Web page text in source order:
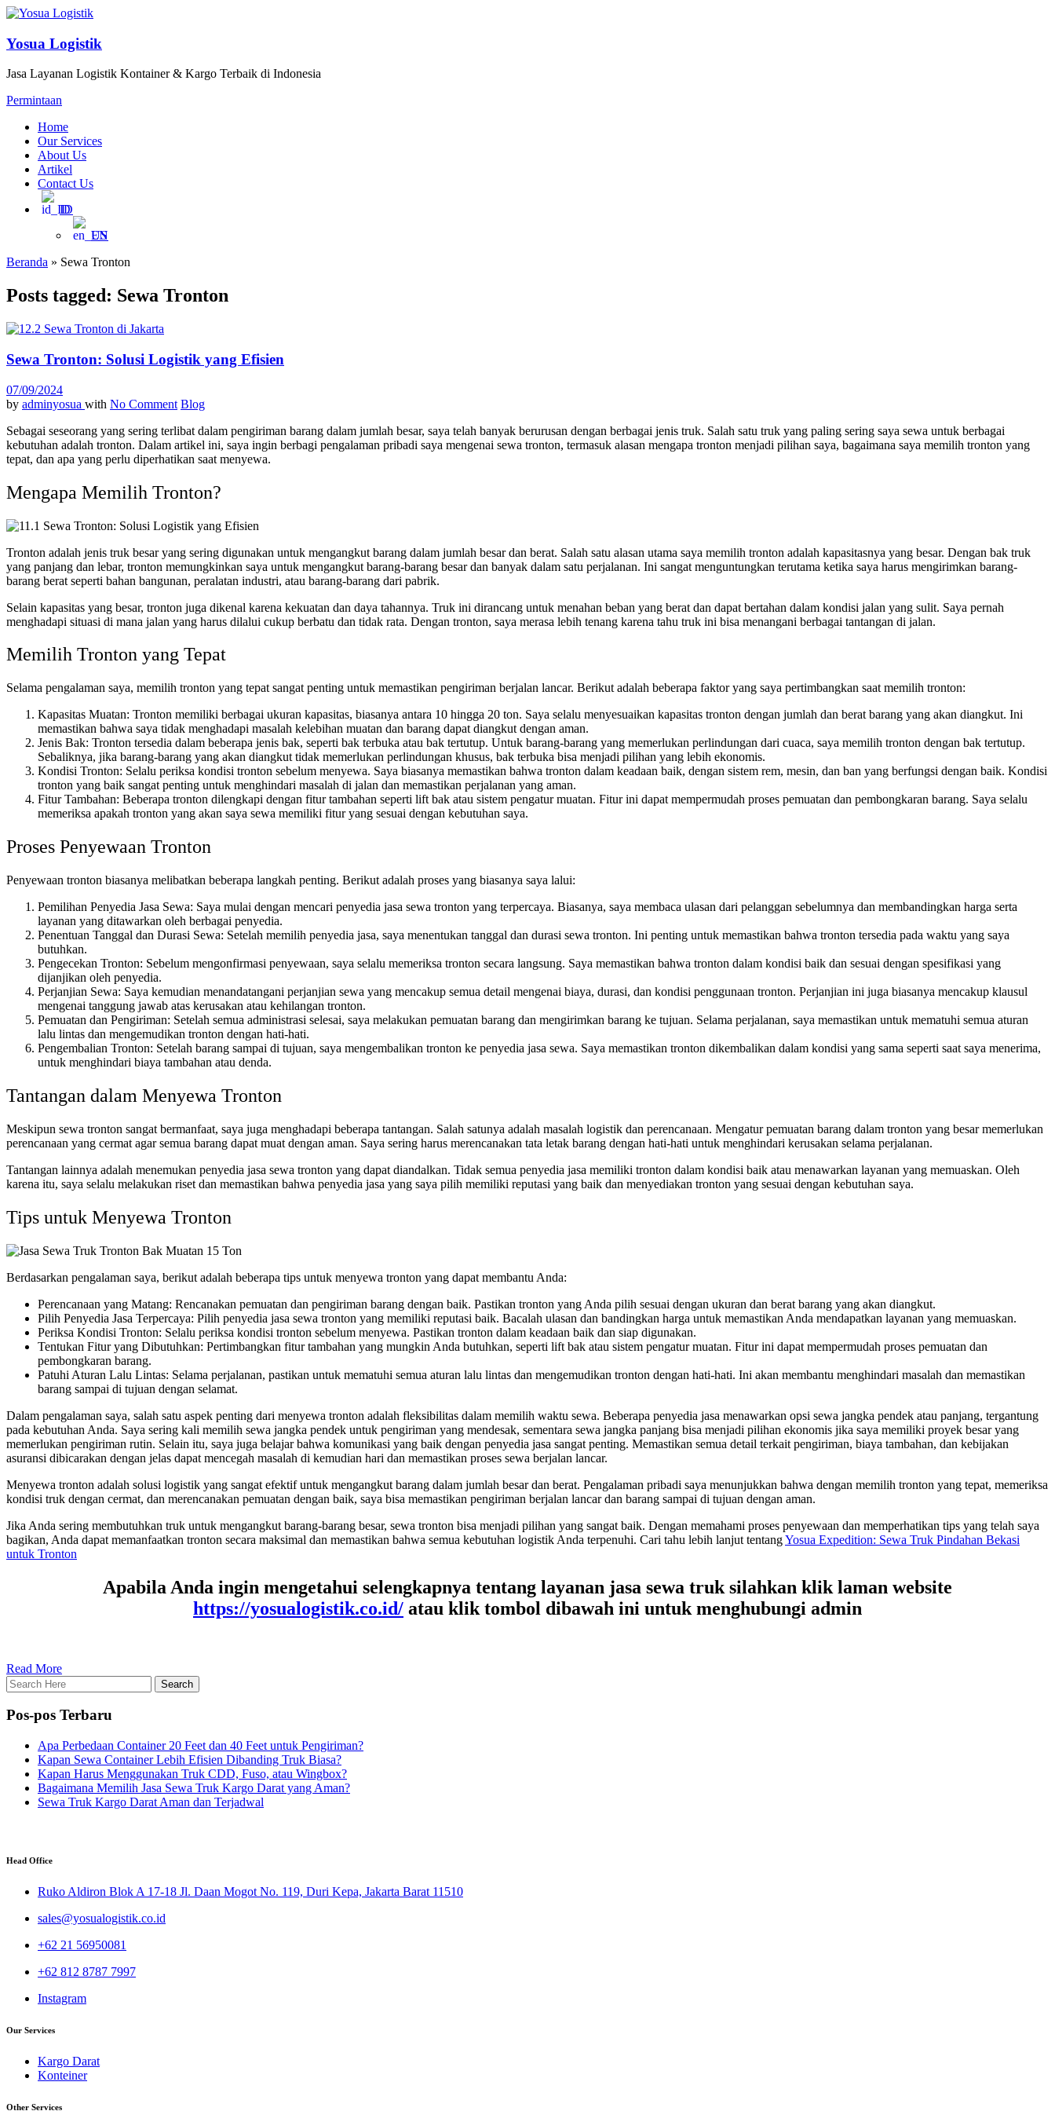
Yosua Logistik
Jasa Layanan Logistik Kontainer & Kargo Terbaik di Indonesia
Permintaan
Home
Our Services
About Us
Artikel
Contact Us
ID
EN
Beranda » Sewa Tronton
Posts tagged: Sewa Tronton
Sewa Tronton: Solusi Logistik yang Efisien
07/09/2024
by adminyosua with No Comment Blog
Sebagai seseorang yang sering terlibat dalam pengiriman barang dalam jumlah besar, saya telah banyak berurusan dengan berbagai jenis truk. Salah satu truk yang paling sering saya sewa untuk berbagai
kebutuhan adalah tronton. Dalam artikel ini, saya ingin berbagi pengalaman pribadi saya mengenai sewa tronton, termasuk alasan mengapa tronton menjadi pilihan saya, bagaimana saya memilih tronton yang
tepat, dan apa yang perlu diperhatikan saat menyewa.
Mengapa Memilih Tronton?
Tronton adalah jenis truk besar yang sering digunakan untuk mengangkut barang dalam jumlah besar dan berat. Salah satu alasan utama saya memilih tronton adalah kapasitasnya yang besar. Dengan bak truk
yang panjang dan lebar, tronton memungkinkan saya untuk mengangkut barang-barang besar dan banyak dalam satu perjalanan. Ini sangat menguntungkan terutama ketika saya harus mengirimkan barang-
barang berat seperti bahan bangunan, peralatan industri, atau barang-barang dari pabrik.
Selain kapasitas yang besar, tronton juga dikenal karena kekuatan dan daya tahannya. Truk ini dirancang untuk menahan beban yang berat dan dapat bertahan dalam kondisi jalan yang sulit. Saya pernah
menghadapi situasi di mana jalan yang harus dilalui cukup berbatu dan tidak rata. Dengan tronton, saya merasa lebih tenang karena tahu truk ini bisa menangani berbagai tantangan di jalan.
Memilih Tronton yang Tepat
Selama pengalaman saya, memilih tronton yang tepat sangat penting untuk memastikan pengiriman berjalan lancar. Berikut adalah beberapa faktor yang saya pertimbangkan saat memilih tronton:
Kapasitas Muatan: Tronton memiliki berbagai ukuran kapasitas, biasanya antara 10 hingga 20 ton. Saya selalu menyesuaikan kapasitas tronton dengan jumlah dan berat barang yang akan diangkut. Ini
memastikan bahwa saya tidak menghadapi masalah kelebihan muatan dan barang dapat diangkut dengan aman.
Jenis Bak: Tronton tersedia dalam beberapa jenis bak, seperti bak terbuka atau bak tertutup. Untuk barang-barang yang memerlukan perlindungan dari cuaca, saya memilih tronton dengan bak tertutup.
Sebaliknya, jika barang-barang yang akan diangkut tidak memerlukan perlindungan khusus, bak terbuka bisa menjadi pilihan yang lebih ekonomis.
Kondisi Tronton: Selalu periksa kondisi tronton sebelum menyewa. Saya biasanya memastikan bahwa tronton dalam keadaan baik, dengan sistem rem, mesin, dan ban yang berfungsi dengan baik. Kondisi
tronton yang baik sangat penting untuk menghindari masalah di jalan dan memastikan perjalanan yang aman.
Fitur Tambahan: Beberapa tronton dilengkapi dengan fitur tambahan seperti lift bak atau sistem pengatur muatan. Fitur ini dapat mempermudah proses pemuatan dan pembongkaran barang. Saya selalu
memeriksa apakah tronton yang akan saya sewa memiliki fitur yang sesuai dengan kebutuhan saya.
Proses Penyewaan Tronton
Penyewaan tronton biasanya melibatkan beberapa langkah penting. Berikut adalah proses yang biasanya saya lalui:
Pemilihan Penyedia Jasa Sewa: Saya mulai dengan mencari penyedia jasa sewa tronton yang terpercaya. Biasanya, saya membaca ulasan dari pelanggan sebelumnya dan membandingkan harga serta
layanan yang ditawarkan oleh berbagai penyedia.
Penentuan Tanggal dan Durasi Sewa: Setelah memilih penyedia jasa, saya menentukan tanggal dan durasi sewa tronton. Ini penting untuk memastikan bahwa tronton tersedia pada waktu yang saya
butuhkan.
Pengecekan Tronton: Sebelum mengonfirmasi penyewaan, saya selalu memeriksa tronton secara langsung. Saya memastikan bahwa tronton dalam kondisi baik dan sesuai dengan spesifikasi yang
dijanjikan oleh penyedia.
Perjanjian Sewa: Saya kemudian menandatangani perjanjian sewa yang mencakup semua detail mengenai biaya, durasi, dan kondisi penggunaan tronton. Perjanjian ini juga biasanya mencakup klausul
mengenai tanggung jawab atas kerusakan atau kehilangan tronton.
Pemuatan dan Pengiriman: Setelah semua administrasi selesai, saya melakukan pemuatan barang dan mengirimkan barang ke tujuan. Selama perjalanan, saya memastikan untuk mematuhi semua aturan
lalu lintas dan mengemudikan tronton dengan hati-hati.
Pengembalian Tronton: Setelah barang sampai di tujuan, saya mengembalikan tronton ke penyedia jasa sewa. Saya memastikan tronton dikembalikan dalam kondisi yang sama seperti saat saya menerima,
untuk menghindari biaya tambahan atau denda.
Tantangan dalam Menyewa Tronton
Meskipun sewa tronton sangat bermanfaat, saya juga menghadapi beberapa tantangan. Salah satunya adalah masalah logistik dan perencanaan. Mengatur pemuatan barang dalam tronton yang besar memerlukan
perencanaan yang cermat agar semua barang dapat muat dengan aman. Saya sering harus merencanakan tata letak barang dengan hati-hati untuk menghindari kerusakan selama perjalanan.
Tantangan lainnya adalah menemukan penyedia jasa sewa tronton yang dapat diandalkan. Tidak semua penyedia jasa memiliki tronton dalam kondisi baik atau menawarkan layanan yang memuaskan. Oleh
karena itu, saya selalu melakukan riset dan memastikan bahwa penyedia jasa yang saya pilih memiliki reputasi yang baik dan menyediakan tronton yang sesuai dengan kebutuhan saya.
Tips untuk Menyewa Tronton
Berdasarkan pengalaman saya, berikut adalah beberapa tips untuk menyewa tronton yang dapat membantu Anda:
Perencanaan yang Matang: Rencanakan pemuatan dan pengiriman barang dengan baik. Pastikan tronton yang Anda pilih sesuai dengan ukuran dan berat barang yang akan diangkut.
Pilih Penyedia Jasa Terpercaya: Pilih penyedia jasa sewa tronton yang memiliki reputasi baik. Bacalah ulasan dan bandingkan harga untuk memastikan Anda mendapatkan layanan yang memuaskan.
Periksa Kondisi Tronton: Selalu periksa kondisi tronton sebelum menyewa. Pastikan tronton dalam keadaan baik dan siap digunakan.
Tentukan Fitur yang Dibutuhkan: Pertimbangkan fitur tambahan yang mungkin Anda butuhkan, seperti lift bak atau sistem pengatur muatan. Fitur ini dapat mempermudah proses pemuatan dan
pembongkaran barang.
Patuhi Aturan Lalu Lintas: Selama perjalanan, pastikan untuk mematuhi semua aturan lalu lintas dan mengemudikan tronton dengan hati-hati. Ini akan membantu menghindari masalah dan memastikan
barang sampai di tujuan dengan selamat.
Dalam pengalaman saya, salah satu aspek penting dari menyewa tronton adalah fleksibilitas dalam memilih waktu sewa. Beberapa penyedia jasa menawarkan opsi sewa jangka pendek atau panjang, tergantung
pada kebutuhan Anda. Saya sering kali memilih sewa jangka pendek untuk pengiriman yang mendesak, sementara sewa jangka panjang bisa menjadi pilihan ekonomis jika saya memiliki proyek besar yang
memerlukan pengiriman rutin. Selain itu, saya juga belajar bahwa komunikasi yang baik dengan penyedia jasa sangat penting. Memastikan semua detail terkait pengiriman, biaya tambahan, dan kebijakan
asuransi dibicarakan dengan jelas dapat mencegah masalah di kemudian hari dan memastikan proses sewa berjalan lancar.
Menyewa tronton adalah solusi logistik yang sangat efektif untuk mengangkut barang dalam jumlah besar dan berat. Pengalaman pribadi saya menunjukkan bahwa dengan memilih tronton yang tepat, memeriksa
kondisi truk dengan cermat, dan merencanakan pemuatan dengan baik, saya bisa memastikan pengiriman berjalan lancar dan barang sampai di tujuan dengan aman.
Jika Anda sering membutuhkan truk untuk mengangkut barang-barang besar, sewa tronton bisa menjadi pilihan yang sangat baik. Dengan memahami proses penyewaan dan memperhatikan tips yang telah saya
bagikan, Anda dapat memanfaatkan tronton secara maksimal dan memastikan bahwa semua kebutuhan logistik Anda terpenuhi. Cari tahu lebih lanjut tentangYosua Expedition: Sewa Truk Pindahan Bekasi
untuk Tronton
Apabila Anda ingin mengetahui selengkapnya tentang layanan jasa sewa truk silahkan klik laman website
https://yosualogistik.co.id/ atau klik tombol dibawah ini untuk menghubungi admin
Read More
Pos-pos Terbaru
Apa Perbedaan Container 20 Feet dan 40 Feet untuk Pengiriman?
Kapan Sewa Container Lebih Efisien Dibanding Truk Biasa?
Kapan Harus Menggunakan Truk CDD, Fuso, atau Wingbox?
Bagaimana Memilih Jasa Sewa Truk Kargo Darat yang Aman?
Sewa Truk Kargo Darat Aman dan Terjadwal
Head Office
Ruko Aldiron Blok A 17-18 Jl. Daan Mogot No. 119, Duri Kepa, Jakarta Barat 11510
sales@yosualogistik.co.id
+62 21 56950081
+62 812 8787 7997
Instagram
Our Services
Kargo Darat
Konteiner
Other Services